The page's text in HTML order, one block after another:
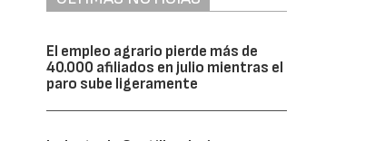
El empleo agrario pierde más de
40.000 afiliados en julio mientras el
paro sube ligeramente